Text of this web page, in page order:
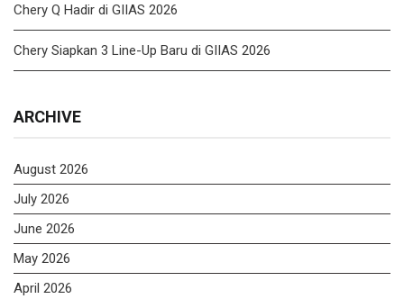
Chery Q Hadir di GIIAS 2026
Chery Siapkan 3 Line-Up Baru di GIIAS 2026
ARCHIVE
August 2026
July 2026
June 2026
May 2026
April 2026